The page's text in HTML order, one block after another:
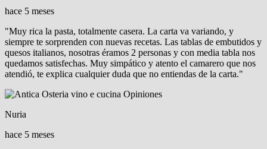
hace 5 meses
"Muy rica la pasta, totalmente casera. La carta va variando, y
siempre te sorprenden con nuevas recetas. Las tablas de embutidos y
quesos italianos, nosotras éramos 2 personas y con media tabla nos
quedamos satisfechas. Muy simpático y atento el camarero que nos
atendió, te explica cualquier duda que no entiendas de la carta."
Nuria
hace 5 meses